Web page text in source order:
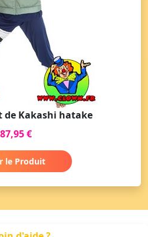
de Kakashi hatake
87,95 €
le Produit